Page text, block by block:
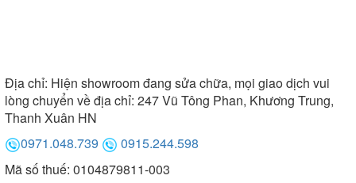
Địa chỉ: Hiện showroom đang sửa chữa, mọi giao dịch vui
lòng chuyển về địa chỉ: 247 Vũ Tông Phan, Khương Trung,
Thanh Xuân HN
0971.048.739
0915.244.598
Mã số thuế: 0104879811-003